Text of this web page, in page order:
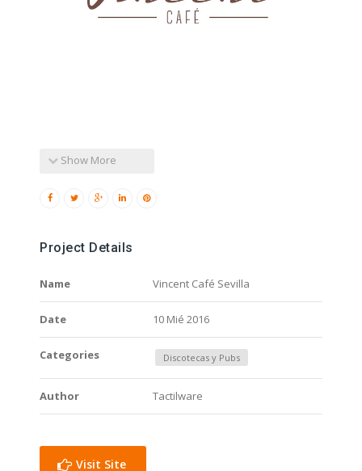
Show More
Project Details
Name Vincent Café Sevilla
Date 10 Mié 2016
Categories Discotecas y Pubs
Author Tactilware
Visit Site